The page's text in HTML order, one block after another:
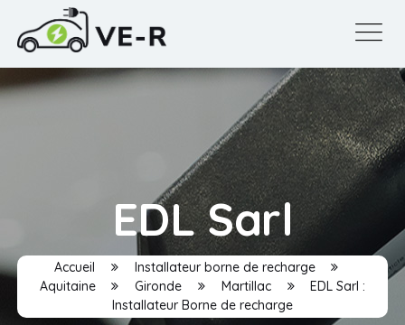
EDL Sarl
Accueil
Installateur borne de recharge
Aquitaine
Gironde Martillac
EDL Sarl :
Installateur Borne de recharge